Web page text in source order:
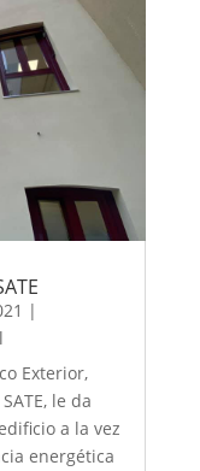
|
Exterior,
le da
a la vez
energética